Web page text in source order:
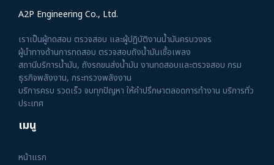
A2P Engineering Co., Ltd.
เราเป็นผู้ทดสอบ ตรวจสอบ และผู้ปฏิบัติงานน้ำมันครบวงจร
ผู้นำทางด้านการทดสอบ ตรวจสอบถังน้ำมันเชื้อเพลง
สถานีบริการน้ำมัน, ถังรถขนส่งน้ำมัน งานทดสอบและตรวจสอบ กรม
ธุรกิจพลังงาน, กระทรวงพลังงาน
บริการครบ รวดเร็ว จบทุกปัญหา ให้คำปรึกษาตลอดการทำงาน บริการทั่ว
ประเทศ
เมนู
หน้าแรก